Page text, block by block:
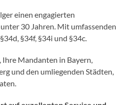
einen engagierten
30 Jahren. Mit umfassenden
§34f, §34i und §34c.
Ihre Mandanten in Bayern,
und den umliegenden Städten,